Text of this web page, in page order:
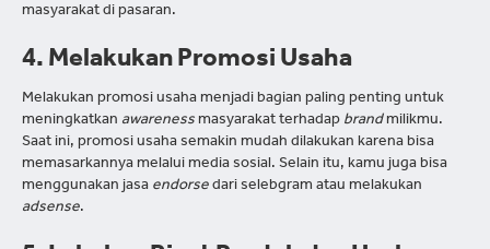
masyarakat di pasaran.
4. Melakukan Promosi Usaha
Melakukan promosi usaha menjadi bagian paling penting untuk
meningkatkan awareness masyarakat terhadap brandmilikmu.
Saat ini, promosi usaha semakin mudah dilakukan karena bisa
memasarkannya melalui media sosial. Selain itu, kamu juga bisa
menggunakan jasa endorse dari selebgram atau melakukan
adsense.